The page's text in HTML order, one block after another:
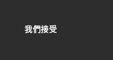
我們接受